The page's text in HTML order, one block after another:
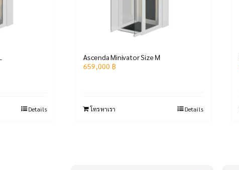
Details
Ascenda Minivator Size M
659,000 ฿
โทรหาเรา Details